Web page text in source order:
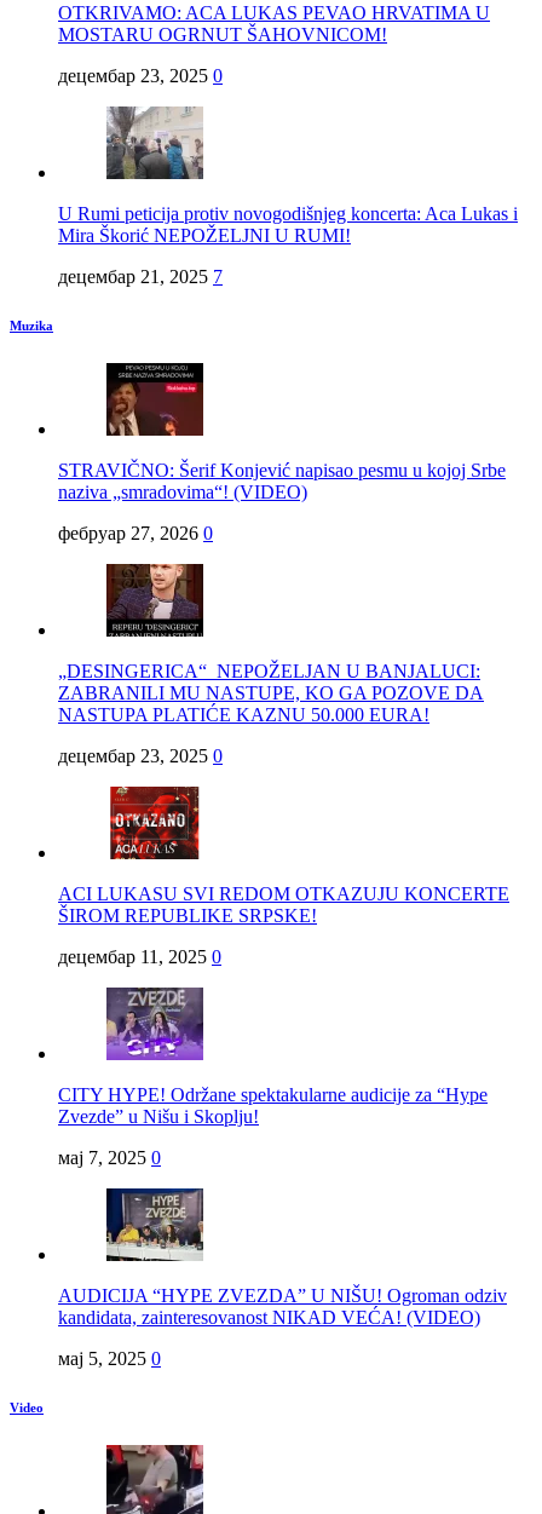
OTKRIVAMO: ACA LUKAS PEVAO HRVATIMA U
MOSTARU OGRNUT ŠAHOVNICOM!
децембар 23, 2025 0
U Rumi peticija protiv novogodišnjeg koncerta: Aca Lukas i
Mira Škorić NEPOŽELJNI U RUMI!
децембар 21, 2025 7
Muzika
STRAVIČNO: Šerif Konjević napisao pesmu u kojoj Srbe
naziva „smradovima“! (VIDEO)
фебруар 27, 2026 0
„DESINGERICA“ NEPOŽELJAN U BANJALUCI:
ZABRANILI MU NASTUPE, KO GA POZOVE DA
NASTUPA PLATIĆE KAZNU 50.000 EURA!
децембар 23, 2025 0
ACI LUKASU SVI REDOM OTKAZUJU KONCERTE
ŠIROM REPUBLIKE SRPSKE!
децембар 11, 2025 0
CITY HYPE! Održane spektakularne audicije za “Hype
Zvezde” u Nišu i Skoplju!
мај 7, 2025 0
AUDICIJA “HYPE ZVEZDA” U NIŠU! Ogroman odziv
kandidata, zainteresovanost NIKAD VEĆA! (VIDEO)
мај 5, 2025 0
Video